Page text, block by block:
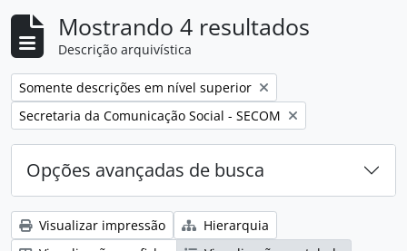
Mostrando 4 resultados
Descrição arquivística
Remover filtro:
Somente descrições em nível superior
Remover filtro:
Secretaria da Comunicação Social - SECOM
Opções avançadas de busca
Visualizar impressão
Hierarquia